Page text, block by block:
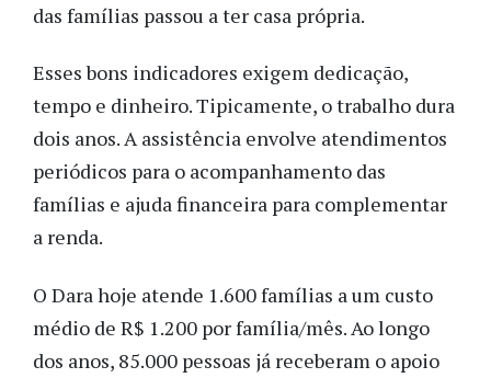
das famílias passou a ter casa própria.
Esses bons indicadores exigem dedicação,
tempo e dinheiro. Tipicamente, o trabalho dura
dois anos. A assistência envolve atendimentos
periódicos para o acompanhamento das
famílias e ajuda financeira para complementar
a renda.
O Dara hoje atende 1.600 famílias a um custo
médio de R$ 1.200 por família/mês. Ao longo
dos anos, 85.000 pessoas já receberam o apoio